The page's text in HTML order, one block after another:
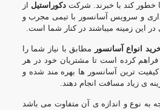
کند با خبرند. شرکتدکوراستیل از
و سرویس آسانسور با تیمی مجرب و
در این زمینه میباشند در کنار شما است.
انواع آسانسور
مطابق با نیاز شما را
کرده است تا مشتریان خود در هر
کیفیت ترین آسانسور ها بهره مند شده و
ی زیاد مسافت انجام دهند.
به نوع و اندازه ی آن متفاوت می باشد